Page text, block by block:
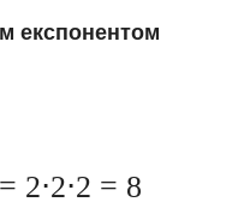
експонентом
= 2⋅2⋅2 = 8